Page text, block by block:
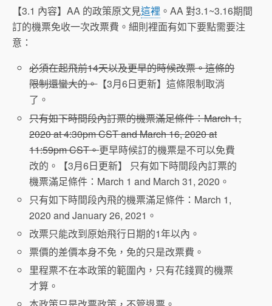
【3.1 內容】AA 的政策原文見這裡 。AA 對3.1~3.16期間
訂的機票免收一次改票費。細則裡面有如下要點需要注
意：
必須在起飛前14天以及更早的時候改票。這條的
限制還蠻大的。【3月6日更新】這條限制取消
了。
只有如下時間段內訂票的機票滿足條件：March 1,
2020 at 4:30pm CST and March 16, 2020 at
11:59pm CST。更早時候訂的機票是不可以免費
改的。【3月6日更新】 只有如下時間段內訂票的
機票滿足條件：March 1 and March 31, 2020。
只有如下時間段內飛的機票滿足條件：March 1,
2020 and January 26, 2021。
改票只能改到原始飛行日期的1年以內。
票價的差價本身不免，免的只是改票費。
里程票不在本政策的範圍內，只有花錢買的機票
才算。